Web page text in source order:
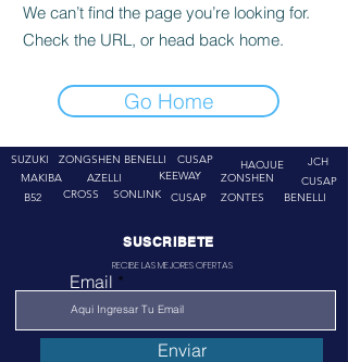
We can’t find the page you’re looking for.
Check the URL, or head back home.
Go Home
SUZUKI
ZONGSHEN
MAKIBA
AZELLI
BENELLI
CUSAP
KEEWAY
B52
CROSS SONLINK CUSAP
HAOJUE
JCH
ZONSHEN
ZONTES
CUSAP
BENELLI
SUSCRIBETE
RECIBE LAS MEJORES OFERTAS
Email
Enviar